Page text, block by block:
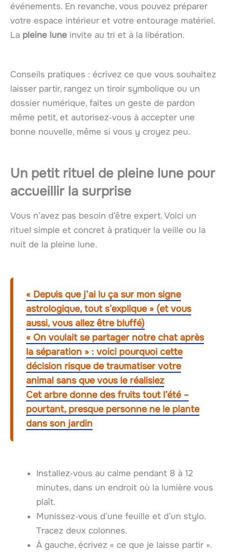
événements. En revanche, vous pouvez préparer
votre espace intérieur et votre entourage matériel.
La pleine lune invite au tri et à la libération.
Conseils pratiques : écrivez ce que vous souhaitez
laisser partir, rangez un tiroir symbolique ou un
dossier numérique, faites un geste de pardon
même petit, et autorisez‑vous à accepter une
bonne nouvelle, même si vous y croyez peu.
Un petit rituel de pleine lune pour
accueillir la surprise
Vous n’avez pas besoin d’être expert. Voici un
rituel simple et concret à pratiquer la veille ou la
nuit de la pleine lune.
« Depuis que j’ai lu ça sur mon signe
astrologique, tout s’explique » (et vous
aussi, vous allez être bluffé)
« On voulait se partager notre chat après
la séparation » : voici pourquoi cette
décision risque de traumatiser votre
animal sans que vous le réalisiez
Cet arbre donne des fruits tout l’été –
pourtant, presque personne ne le plante
dans son jardin
Installez‑vous au calme pendant 8 à 12
minutes, dans un endroit où la lumière vous
plaît.
Munissez‑vous d’une feuille et d’un stylo.
Tracez deux colonnes.
À gauche, écrivez « ce que je laisse partir ».